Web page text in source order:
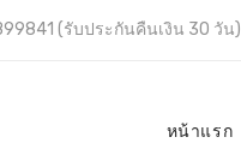
(รับประกันคืนเงิน 30 วัน)
หน้าแรก